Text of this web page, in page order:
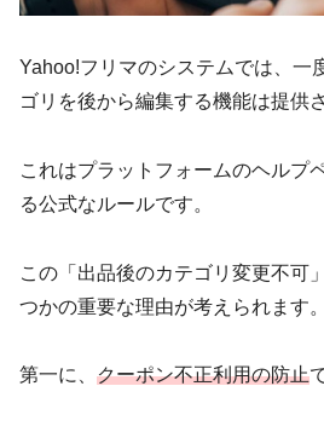
Yahoo!フリマのシステムでは、一
ゴリを後から編集する機能は提供
これはプラットフォームのヘルプ
る公式なルールです。
この「出品後のカテゴリ変更不可
つかの重要な理由が考えられます。
第一に、 クーポン不正利用の防止